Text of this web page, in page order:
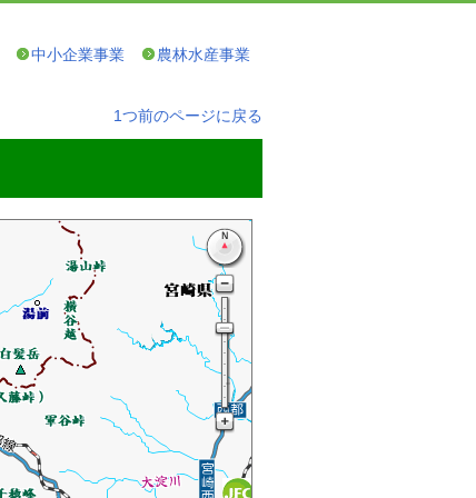
中小企業事業 農林水産事業
1つ前のページに戻る